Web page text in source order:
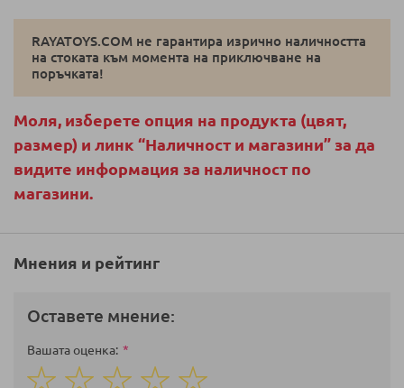
RAYATOYS.COM не гарантира изрично наличността
на стоката към момента на приключване на
поръчката!
Моля, изберете опция на продукта (цвят,
размер) и линк “Наличност и магазини” за да
видите информация за наличност по
магазини.
Мнения и рейтинг
Оставете мнение:
Вашата оценка